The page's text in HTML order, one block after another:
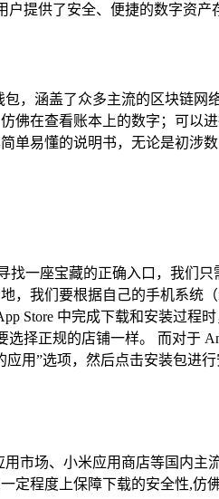
提供了安全、便捷的数字资
，涵盖了众多主流的区块链
佛在查看账本上的数字；可以
单易懂的说明书，无论是初涉
一座宝藏的正确入口，我们
我们要根据自己的手机系统
Store 中完成下载和安装过
择正规的店铺一样。 而对于
用”选项，然后点击安装包
市场、小米应用商店等国内
程度上保障下载的安全性,仿